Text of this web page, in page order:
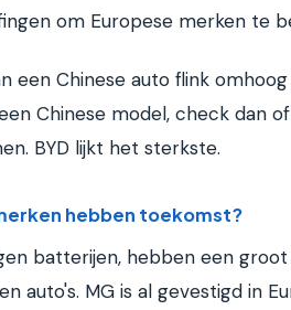
om Europese merken te
een Chinese auto flink
Chinese model, check dan
BYD lijkt het sterkste.
hebben toekomst?
batterijen, hebben een
auto's. MG is al gevestigd in